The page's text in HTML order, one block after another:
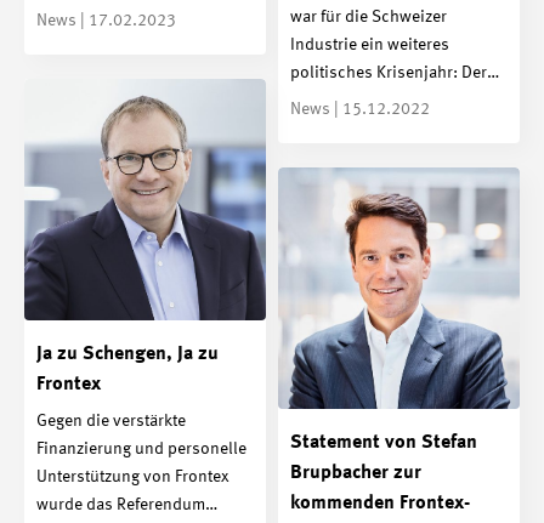
News | 17.02.2023
war für die Schweizer
Industrie ein weiteres
politisches Krisenjahr: Der…
News | 15.12.2022
Ja zu Schengen, Ja zu
Frontex
Gegen die verstärkte
Finanzierung und personelle
Unterstützung von Frontex
wurde das Referendum…
Statement von Stefan
Brupbacher zur
kommenden Frontex-